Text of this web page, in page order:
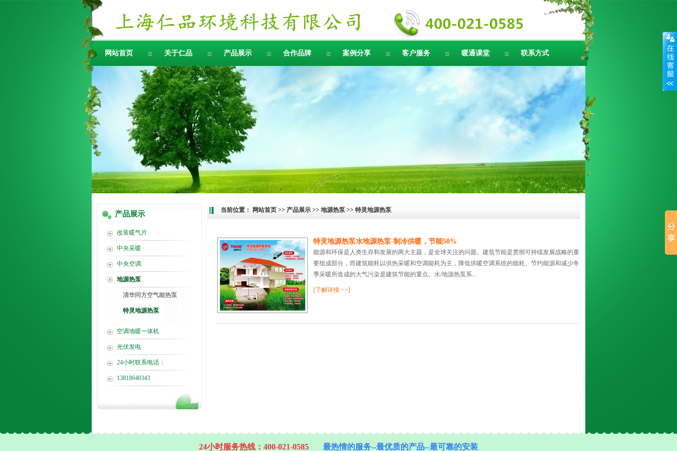
网站首页 关于仁品 产品展示 合作品牌 案例分享 客户服务 暖通课堂 联系方式
产品展示
改装暖气片
中央采暖
中央空调
地源热泵
清华同方空气能热泵
特灵地源热泵
空调地暖一体机
光伏发电
24小时联系电话：
13818640343
当前位置： 网站首页 >> 产品展示 >> 地源热泵 >> 特灵地源热泵
特灵地源热泵水地源热泵-制冷供暖，节能50%
能源和环保是人类生存和发展的两大主题，是全球关注的问题。建筑节能是贯彻可持续发展战略的重
要组成部分，而建筑能耗以供热采暖和空调能耗为主，降低供暖空调系统的能耗、节约能源和减少冬
季采暖所造成的大气污染是建筑节能的重点。水/地源热泵系...
[了解详情 >>]
24小时服务热线：400-021-0585 最热情的服务--最优质的产品--最可靠的安装